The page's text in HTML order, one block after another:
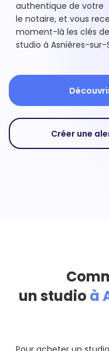
authentique de votre
le notaire, et vous
moment-là les clés
studio à Asnières-sur-
Créer une
un studio à